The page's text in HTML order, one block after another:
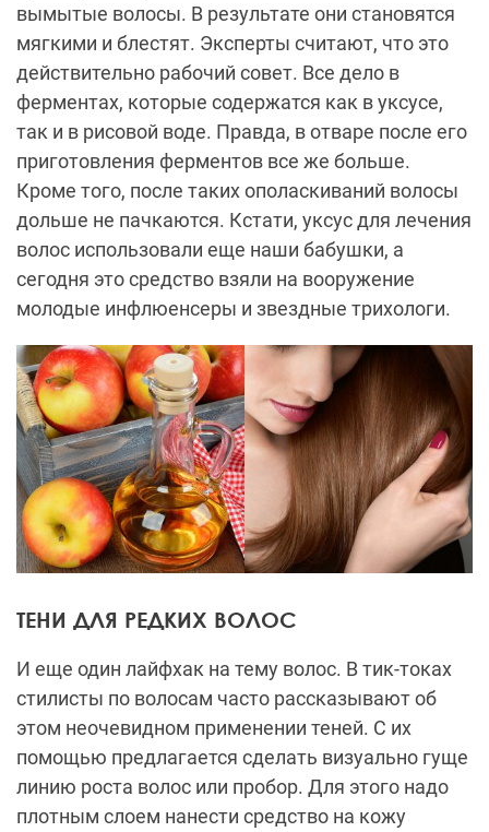
вымытые волосы. В результате они становятся
мягкими и блестят. Эксперты считают, что это
действительно рабочий совет. Все дело в
ферментах, которые содержатся как в уксусе,
так и в рисовой воде. Правда, в отваре после его
приготовления ферментов все же больше.
Кроме того, после таких ополаскиваний волосы
дольше не пачкаются. Кстати, уксус для лечения
волос использовали еще наши бабушки, а
сегодня это средство взяли на вооружение
молодые инфлюенсеры и звездные трихологи.
ТЕНИ ДЛЯ РЕДКИХ ВОЛОС
И еще один лайфхак на тему волос. В тик-токах
стилисты по волосам часто рассказывают об
этом неочевидном применении теней. С их
помощью предлагается сделать визуально гуще
линию роста волос или пробор. Для этого надо
плотным слоем нанести средство на кожу